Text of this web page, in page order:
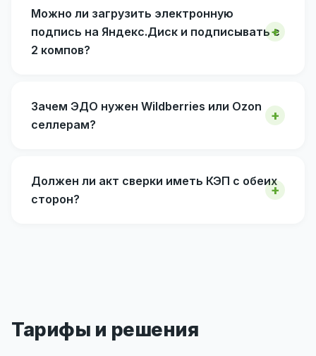
Можно ли загрузить электронную
подпись на Яндекс.Диск и подписывать с
2 компов?
Зачем ЭДО нужен Wildberries или Ozon
селлерам?
Должен ли акт сверки иметь КЭП с обеих
сторон?
Тарифы и решения